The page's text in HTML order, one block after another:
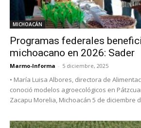
MICHOACÁN
Programas federales
michoacano en 2026: Sader
Marmo-Informa - 5 diciembre, 2025
• María Luisa Albores, directora de
conoció modelos agroecológicos en
Zacapu Morelia, Michoacán 5 de diciembre